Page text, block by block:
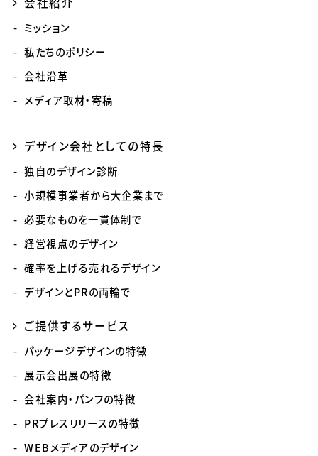
ミッション
私たちのポリシー
会社沿革
メディア取材・寄稿
デザイン会社としての特長
独自のデザイン診断
小規模事業者から大企業まで
必要なものを一貫体制で
経営視点のデザイン
確率を上げる売れるデザイン
デザインとPRの両輪で
ご提供するサービス
パッケージデザインの特徴
展示会出展の特徴
会社案内・パンフの特徴
PRプレスリリースの特徴
WEBメディアのデザイン